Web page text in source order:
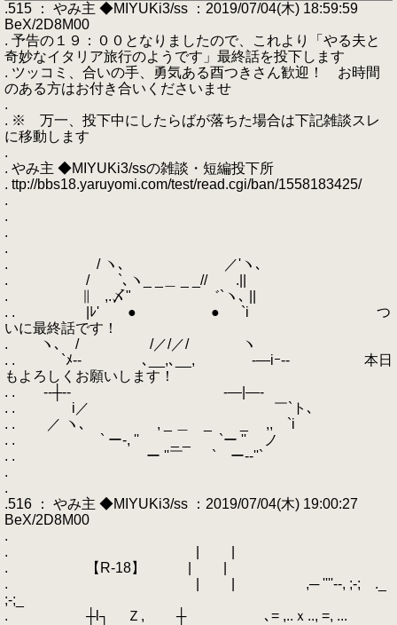
.515 ： やみ主 ◆MIYUKi3/ss ：2019/07/04(木) 18:59:59
BeX/2D8M00
. 予告の１９：００となりましたので、これより「やる夫と
奇妙なイタリア旅行のようです」最終話を投下します
. ツッコミ、合いの手、勇気ある酉つきさん歓迎！ お時間
のある方はお付き合いくださいませ
.
. ※ 万一、投下中にしたらばが落ちた場合は下記雑談スレ
に移動します
.
. やみ主 ◆MIYUKi3/ssの雑談・短編投下所
. ttp://bbs18.yaruyomi.com/test/read.cgi/ban/1558183425/
.
.
.
.
. / ヽ､ ／'ヽ､
. / `､ヽ_ _＿ _ _// .||
. ∥ ,.〆" ゛`ヽ､ ||
. . |ﾚ' ● ● `i つ
いに最終話です！
. ヽ､ / /／/／/ ヽ
. . `ﾒ-- ､__,､__, -―iｰ-- 本日
もよろしくお願いします！
. . --┼‐- -―|―-
. . i／ ￣`ト､
. . ／ ヽ､ , _ ＿ _ _ ,, `i
. . ` ー-, '' _ _ `ー '' ノ
. . ー ''￣ ` ー-‐''`
.
.
.516 ： やみ主 ◆MIYUKi3/ss ：2019/07/04(木) 19:00:27
BeX/2D8M00
.
. | |
. 【R-18】 | |
. | | ,─ ''''--, ;-; ._
;-;_
. ┼l┐ Ｚ, ┼ ､= ,..ｘ.., =, ...